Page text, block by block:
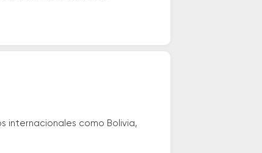
internacionales como Bolivia,